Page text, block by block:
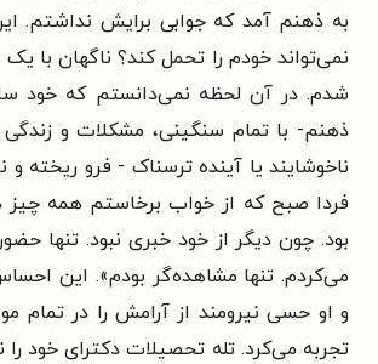
به ذهنم آمد که جوابی برایش نداشتم.
نمی‌تواند خودم را تحمل کند؟ ناگهان با
شدم. در آن لحظه نمی‌دانستم که خود
ذهنم- با تمام سنگینی، مشکلات و
ناخوشایند یا آینده ترسناک - فرو ریخته
فردا صبح که از خواب برخاستم همه
بود. چون دیگر از خود خبری نبود. تنها
می‌کردم. تنها مشاهده‌گر بودم». این
و او حسی نیرومند از آرامش را در تمام
تجربه می‌کرد. تله تحصیلات دکترای خود را